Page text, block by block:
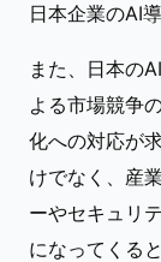
日本企業のAI
また、日本の
よる市場競争
化への対応が
けでなく、産
ーやセキュリ
になってくる